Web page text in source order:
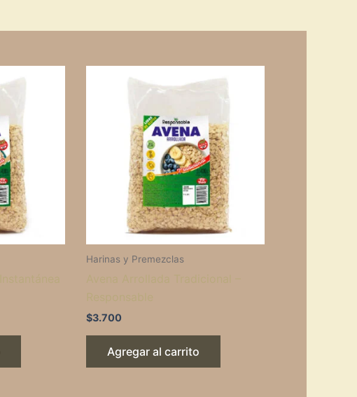
Harinas y Premezclas
$3.700
Agregar al carrito